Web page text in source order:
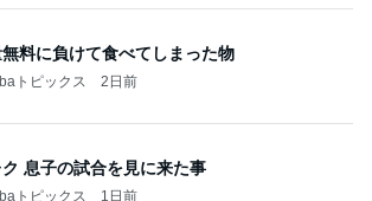
料に負けて食べてしまった物
トピックス 2日前
息子の試合を見に来た事
トピックス 1日前